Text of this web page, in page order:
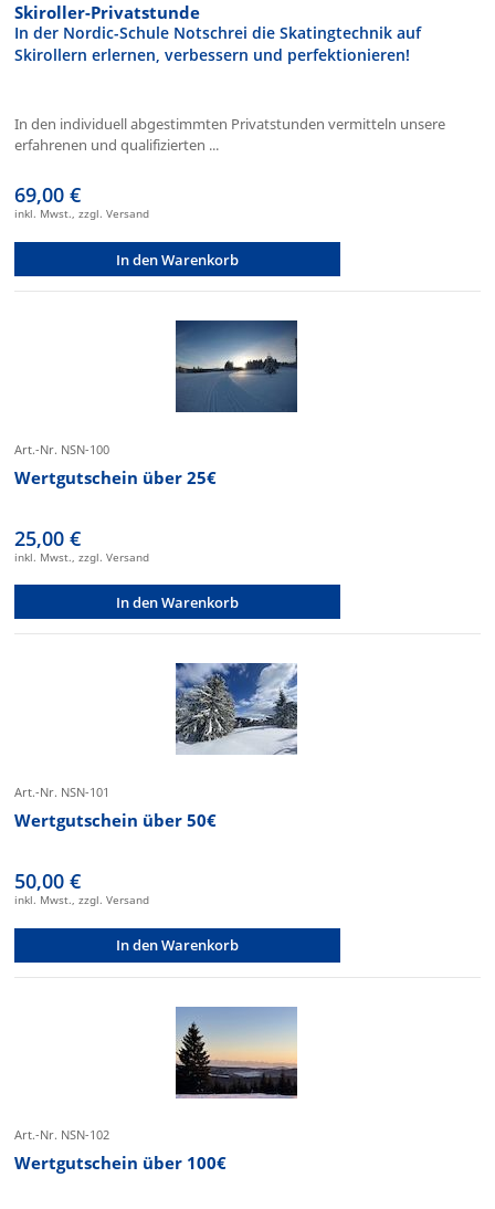
Skiroller-Privatstunde
In der Nordic-Schule Notschrei die Skatingtechnik auf
Skirollern erlernen, verbessern und perfektionieren!
In den individuell abgestimmten Privatstunden vermitteln unsere
erfahrenen und qualifizierten ...
69,00 €
inkl. Mwst., zzgl. Versand
In den Warenkorb
Art.-Nr. NSN-100
Wertgutschein über 25€
25,00 €
inkl. Mwst., zzgl. Versand
In den Warenkorb
Art.-Nr. NSN-101
Wertgutschein über 50€
50,00 €
inkl. Mwst., zzgl. Versand
In den Warenkorb
Art.-Nr. NSN-102
Wertgutschein über 100€